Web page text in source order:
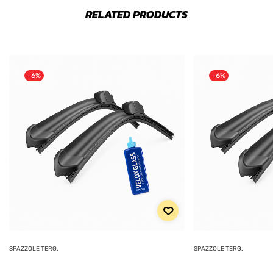
RELATED PRODUCTS
-6%
SPAZZOLE TERG.
-6%
SPAZZOLE TERG.